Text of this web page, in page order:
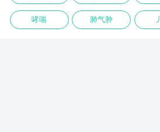
哮喘 肺气肿